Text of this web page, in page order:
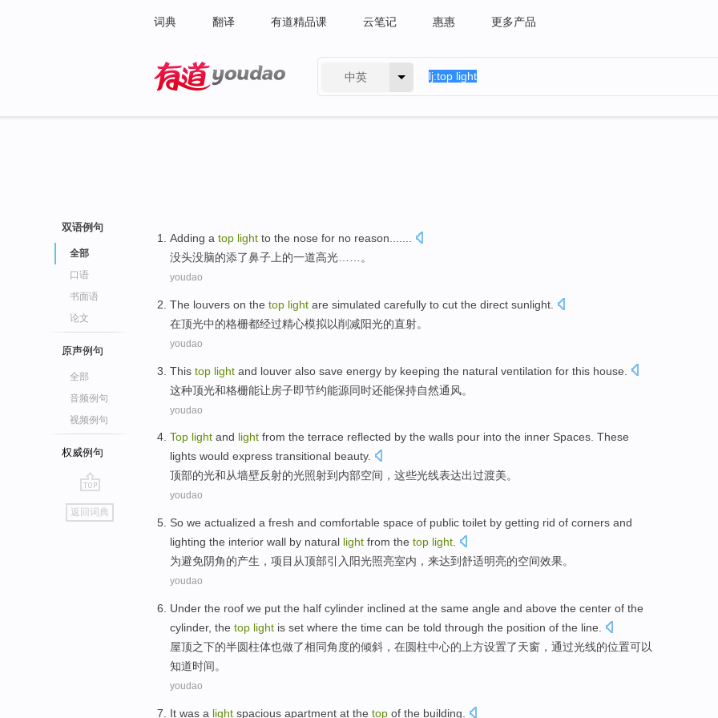
词典 翻译 有道精品课 云笔记 惠惠 更多产品
中英
双语例句
全部
口语
书面语
论文
原声例句
全部
音频例句
视频例句
权威例句
go
top
返回词典
Adding a top light to the nose for no reason.......
没头没脑的添了鼻子上的一道高光……。
youdao
The louvers on the top light are simulated carefully to cut the direct sunlight
在顶光中的格栅都经过精心模拟以削减阳光的直射。
youdao
This top light and louver also save energy by keeping the natural ventilation for this house
这种顶光和格栅能让房子即节约能源同时还能保持自然通风。
youdao
Top light and light from the terrace reflected by the walls pour into the inner Spaces. These
lights would express transitional beauty.
顶部的光和从墙壁反射的光照射到 内部空间 ， 这些光线表达出过渡美。
youdao
So we actualized a fresh and comfortable space of public toilet by getting rid of corners and
lighting the interior wall by natural light from the top light
为避免阴角的产生，项目 从顶部引入 阳光照亮室内 ，来达到舒适明亮的空间效果。
youdao
Under the roof we put the half cylinder inclined at the same angle and above the center of the
cylinder, the top light is set where the time can be told through the position of the line.
屋顶之下的半圆柱体也做了相同角度的倾斜 ， 在圆柱中心的 上方设置了天窗， 通过光线的位置可以
知道时间。
youdao
It was a light spacious apartment at the top of the building.